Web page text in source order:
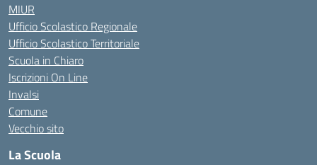
MIUR
Ufficio Scolastico Regionale
Ufficio Scolastico Territoriale
Scuola in Chiaro
Iscrizioni On Line
Invalsi
Comune
Vecchio sito
La Scuola